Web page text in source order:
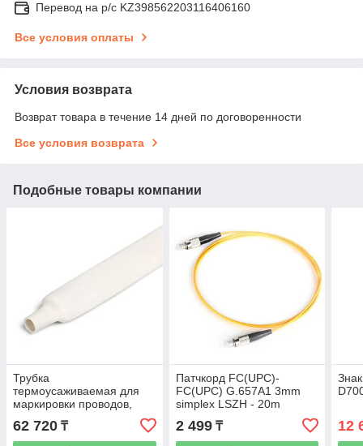
Перевод на р/с KZ398562203116406160
Все условия оплаты
Условия возврата
Возврат товара в течение 14 дней по договоренности
Все условия возврата
Подобные товары компании
Трубка
термоусаживаемая для
маркировки проводов,
цвет белый
62 720 ₸
Патчкорд FC(UPC)-
FC(UPC) G.657A1 3mm
simplex LSZH - 20m
2 499₸ 12